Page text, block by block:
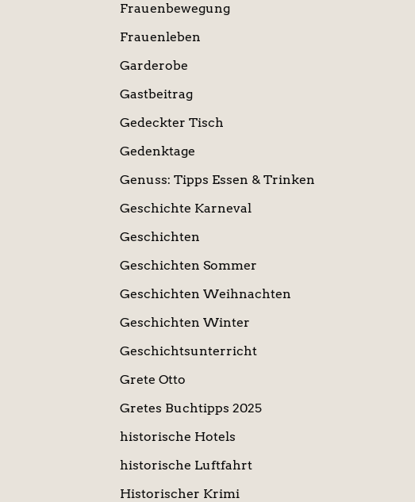
Frauenbewegung
Frauenleben
Garderobe
Gastbeitrag
Gedeckter Tisch
Gedenktage
Genuss: Tipps Essen & Trinken
Geschichte Karneval
Geschichten
Geschichten Sommer
Geschichten Weihnachten
Geschichten Winter
Geschichtsunterricht
Grete Otto
Gretes Buchtipps 2025
historische Hotels
historische Luftfahrt
Historischer Krimi